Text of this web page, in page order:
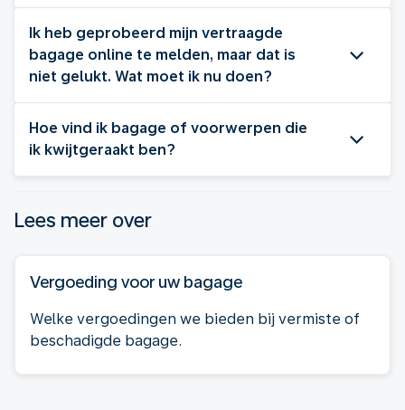
Ik heb geprobeerd mijn vertraagde
bagage online te melden, maar dat is
niet gelukt. Wat moet ik nu doen?
Hoe vind ik bagage of voorwerpen die
ik kwijtgeraakt ben?
Lees meer over
Vergoeding voor uw bagage
Welke vergoedingen we bieden bij vermiste of
beschadigde bagage.